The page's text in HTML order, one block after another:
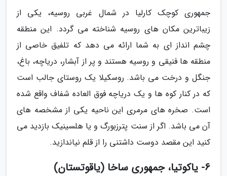
جمهوری کوچک کارلیا در شمال غربی روسیه، یکی از
زیباترین مکان های روسیه شناخته می گردد. این منطقه
چشم انداز ای به شما ارائه می دهد که تلفیق خاصی از
منطقه ها فنیقی و روسیه هستند و پر از آبشار، دریاچه، باغ،
جنگل و درخت می باشد. روسکیلا یک روستای جالب است
که در کنار کوه ها و یک دریاچه فوق العاده شفاف واقع شده
است. صخره های مرمری این ناحیه یکی از مشخصه های
آن می باشد. اگر از سنت پترزبورگ و یا هلسینیک بازدید می
کنید این مقصد دوست داشتنی را از قلم نیاندازید.
6- یاکوتیا، جمهوری ساخا (یاقوتستان)